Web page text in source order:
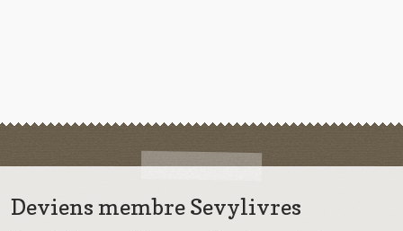
Deviens membre Sevylivres